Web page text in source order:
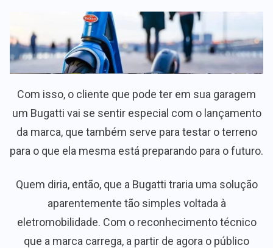
Com isso, o cliente que pode ter em sua garagem
um Bugatti vai se sentir especial com o lançamento
da marca, que também serve para testar o terreno
para o que ela mesma está preparando para o futuro.
Quem diria, então, que a Bugatti traria uma solução
aparentemente tão simples voltada à
eletromobilidade. Com o reconhecimento técnico
que a marca carrega, a partir de agora o público